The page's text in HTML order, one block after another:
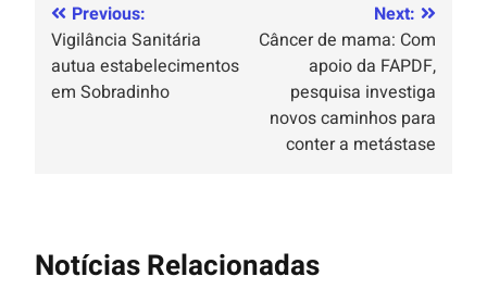
Previous:
Vigilância Sanitária
autua estabelecimentos
em Sobradinho
Next:
Câncer de mama: Com
apoio da FAPDF,
pesquisa investiga
novos caminhos para
conter a metástase
Notícias Relacionadas